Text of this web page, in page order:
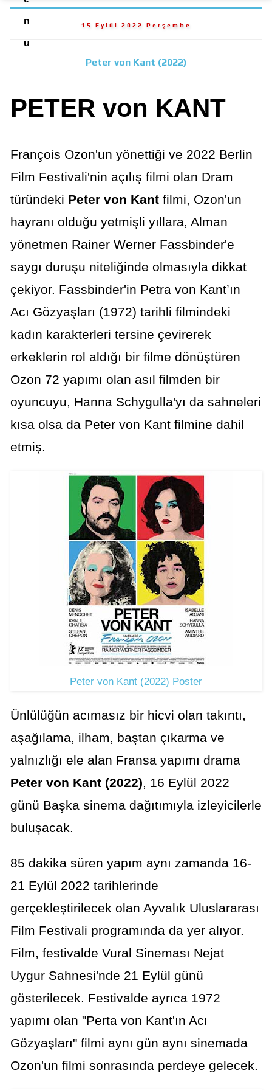
n
ü
15 Eylül 2022 Perşembe
Peter von Kant (2022)
PETER von KANT
François Ozon'un yönettiği ve 2022 Berlin
Film Festivali'nin açılış filmi olan Dram
türündeki Peter von Kant filmi, Ozon'un
hayranı olduğu yetmişli yıllara, Alman
yönetmen Rainer Werner Fassbinder'e
saygı duruşu niteliğinde olmasıyla dikkat
çekiyor. Fassbinder'in Petra von Kant’ın
Acı Gözyaşları (1972) tarihli filmindeki
kadın karakterleri tersine çevirerek
erkeklerin rol aldığı bir filme dönüştüren
Ozon 72 yapımı olan asıl filmden bir
oyuncuyu, Hanna Schygulla'yı da sahneleri
kısa olsa da Peter von Kant filmine dahil
etmiş.
Peter von Kant (2022) Poster
Ünlülüğün acımasız bir hicvi olan takıntı,
aşağılama, ilham, baştan çıkarma ve
yalnızlığı ele alan Fransa yapımı drama
Peter von Kant (2022), 16 Eylül 2022
günü Başka sinema dağıtımıyla izleyicilerle
buluşacak.
85 dakika süren yapım aynı zamanda 16-
21 Eylül 2022 tarihlerinde
gerçekleştirilecek olan Ayvalık Uluslararası
Film Festivali programında da yer alıyor.
Film, festivalde Vural Sineması Nejat
Uygur Sahnesi'nde 21 Eylül günü
gösterilecek. Festivalde ayrıca 1972
yapımı olan "Perta von Kant'ın Acı
Gözyaşları" filmi aynı gün aynı sinemada
Ozon'un filmi sonrasında perdeye gelecek.